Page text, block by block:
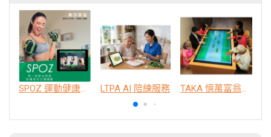
SPOZ 運動健康養成系統 LTPA AI 陪練服務 TAKA 憶萬富翁多人互動桌